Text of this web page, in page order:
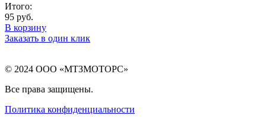
Итого:
95 руб.
В корзину
Заказать в один клик
© 2024 ООО «МТЗМОТОРС»
Все права защищены.
Политика конфиденциальности